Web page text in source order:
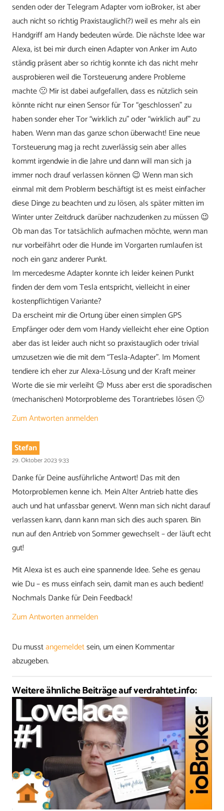
senden oder der Telegram Adapter vom ioBroker, ist aber
auch nicht so richtig Praxistauglich(?) weil es mehr als ein
Handgriff am Handy bedeuten würde. Die nächste Idee war
Alexa, ist bei mir durch einen Adapter von Anker im Auto
ständig präsent aber so richtig konnte ich das nicht mehr
ausprobieren weil die Torsteuerung andere Probleme
machte 🙁 Mir ist dabei aufgefallen, dass es nützlich sein
könnte nicht nur einen Sensor für Tor “geschlossen” zu
haben sonder eher Tor “wirklich zu” oder “wirklich auf” zu
haben. Wenn man das ganze schon überwacht! Eine neue
Torsteuerung mag ja recht zuverlässig sein aber alles
kommt irgendwie in die Jahre und dann will man sich ja
immer noch drauf verlassen können 😉 Wenn man sich
einmal mit dem Problerm beschäftigt ist es meist einfacher
diese Dinge zu beachten und zu lösen, als später mitten im
Winter unter Zeitdruck darüber nachzudenken zu müssen 😉
Ob man das Tor tatsächlich aufmachen möchte, wenn man
nur vorbeifährt oder die Hunde im Vorgarten rumlaufen ist
noch ein ganz anderer Punkt.
Im mercedesme Adapter konnte ich leider keinen Punkt
finden der dem vom Tesla entspricht, vielleicht in einer
kostenpflichtigen Variante?
Da erscheint mir die Ortung über einen simplen GPS
Empfänger oder dem vom Handy vielleicht eher eine Option
aber das ist leider auch nicht so praxistauglich oder trivial
umzusetzen wie die mit dem “Tesla-Adapter”. Im Moment
tendiere ich eher zur Alexa-Lösung und der Kraft meiner
Worte die sie mir verleiht 😉 Muss aber erst die sporadischen
(mechanischen) Motorprobleme des Torantriebes lösen 🙁
Zum Antworten anmelden
Stefan
29. Oktober 2023 9:33
Danke für Deine ausführliche Antwort! Das mit den
Motorproblemen kenne ich. Mein Alter Antrieb hatte dies
auch und hat unfassbar genervt. Wenn man sich nicht darauf
verlassen kann, dann kann man sich dies auch sparen. Bin
nun auf den Antrieb von Sommer gewechselt – der läuft echt
gut!
Mit Alexa ist es auch eine spannende Idee. Sehe es genau
wie Du – es muss einfach sein, damit man es auch bedient!
Nochmals Danke für Dein Feedback!
Zum Antworten anmelden
Du musstangemeldetsein, um einen Kommentar
abzugeben.
Weitere ähnliche Beiträge auf verdrahtet.info: